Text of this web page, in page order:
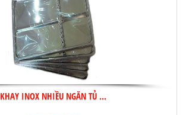
KHAY INOX NHIỀU NGĂN TỦ ...